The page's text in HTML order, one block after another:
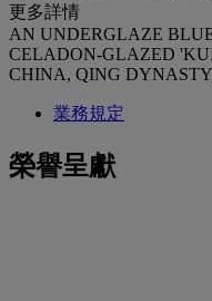
更多詳情
AN UNDERGLAZE
CELADON-GLAZED
CHINA, QING
業務規定
榮譽呈獻